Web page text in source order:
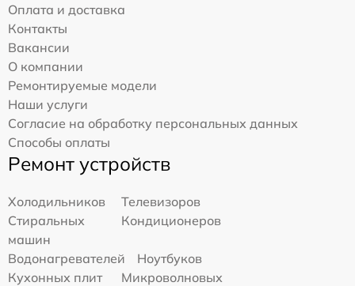
Оплата и доставка
Контакты
Вакансии
О компании
Ремонтируемые модели
Наши услуги
Согласие на обработку персональных данных
Способы оплаты
Ремонт устройств
Холодильников
Телевизоров
Стиральных
машин
Кондиционеров
Водонагревателей
Ноутбуков
Кухонных плит
Микроволновых